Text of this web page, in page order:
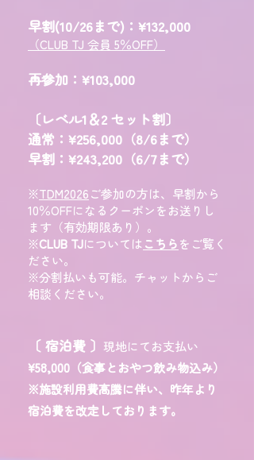
早割(10/26まで)： ¥132,000
（CLUB TJ 会員 5％OFF）
再参加： ​¥103,000
〔レベル1＆2 セット割〕
通常： ¥256,000（8/6まで）
早割： ¥243,200（6/7まで）
※TDM2026ご参加の方は、早割から
10％OFFになるクーポンをお送りし
ます（有効期限あり）。
※CLUB TJについてはこちらをご覧く
ださい。
※分割払いも可能。チャットからご
相談ください。
〔 宿泊費 〕 ​現地にてお支払い
¥58,000（食事とおやつ飲み物込み）
※施設利用費高騰に伴い、昨年より
宿泊費を改定しております。